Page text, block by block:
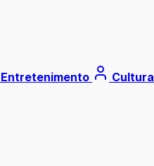
Entretenimento Cultura